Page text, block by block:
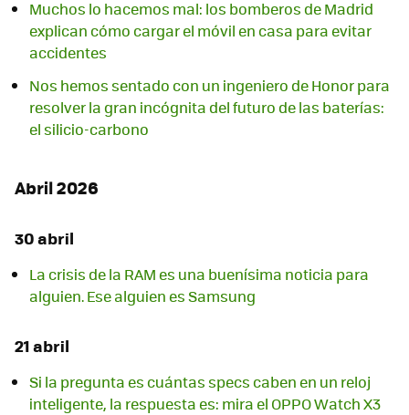
Muchos lo hacemos mal: los bomberos de Madrid
explican cómo cargar el móvil en casa para evitar
accidentes
Nos hemos sentado con un ingeniero de Honor para
resolver la gran incógnita del futuro de las baterías:
el silicio-carbono
Abril 2026
30 abril
La crisis de la RAM es una buenísima noticia para
alguien. Ese alguien es Samsung
21 abril
Si la pregunta es cuántas specs caben en un reloj
inteligente, la respuesta es: mira el OPPO Watch X3